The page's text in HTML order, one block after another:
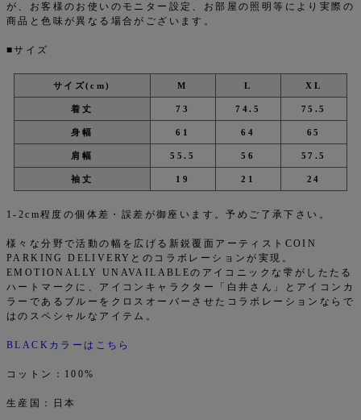
が、お客様のお使いのモニター設定、お部屋の照明等により実際の
商品と色味が異なる場合がございます。
■サイズ
サイズ(cm) M L XL
着丈 73 74.5 75.5
身幅 61 64 65
肩幅 55.5 56 57.5
袖丈 19 21 24
1-2cm程度の個体差・誤差が御座います。予めご了承下さい。
様々な分野で活動の幅を広げる新鋭覆面アーティストCOIN
PARKING DELIVERYとのコラボレーションが実現。
EMOTIONALLY UNAVAILABLEのアイコニックな雫がしたたる
ハートマークに、アイコンキャラクター「白井さん」とアイコンカ
ラーであるブルーをクロスオーバーさせたコラボレーションならで
はのスペシャルなアイテム。
BLACKカラーはこちら
コットン：100%
生産国：日本